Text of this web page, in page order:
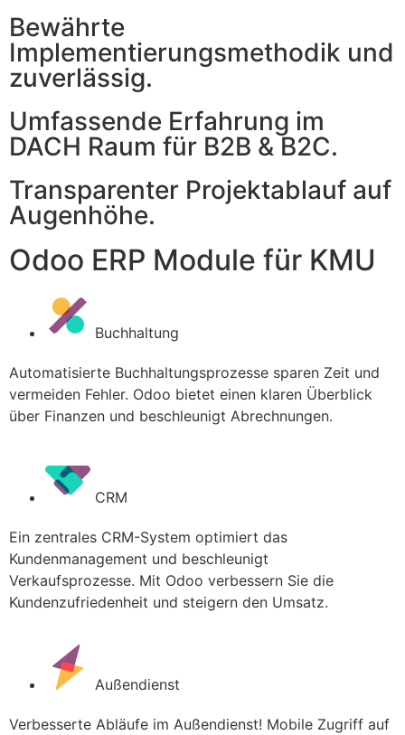
Bewährte
Implementierungsmethodik und
zuverlässig.​
Umfassende Erfahrung im
DACH Raum für B2B & B2C.​
Transparenter Projektablauf auf
Augenhöhe.​
Odoo ERP Module für KMU
Buchhaltung
Automatisierte Buchhaltungsprozesse sparen Zeit und
vermeiden Fehler. Odoo bietet einen klaren Überblick
über Finanzen und beschleunigt Abrechnungen.
CRM
Ein zentrales CRM-System optimiert das
Kundenmanagement und beschleunigt
Verkaufsprozesse. Mit Odoo verbessern Sie die
Kundenzufriedenheit und steigern den Umsatz.
Außendienst
Verbesserte Abläufe im Außendienst! Mobile Zugriff auf